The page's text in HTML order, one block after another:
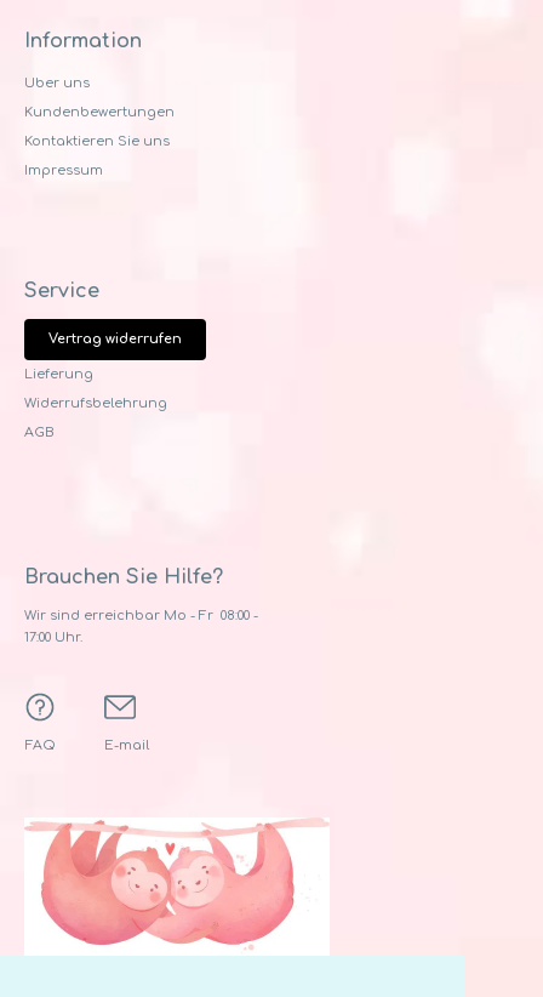
Information
Uber uns
Kundenbewertungen
Kontaktieren Sie uns
Impressum
Service
Vertrag widerrufen
Lieferung
Widerrufsbelehrung
AGB
Brauchen Sie Hilfe?
Wir sind erreichbar Mo - Fr 08:00 -
17:00 Uhr.
FAQ E-mail